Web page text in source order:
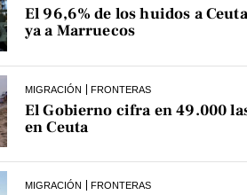
El 96,6% de los huidos a
ya a Marruecos
MIGRACIÓN FRONTERAS
El Gobierno cifra en 49.000
en Ceuta
MIGRACIÓN FRONTERAS